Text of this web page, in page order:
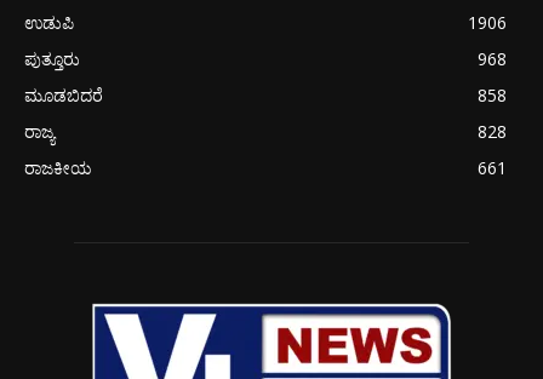
ಉಡುಪಿ
1906
ಪುತ್ತೂರು
968
ಮೂಡಬಿದರೆ
858
ರಾಜ್ಯ
828
ರಾಜಕೀಯ
661